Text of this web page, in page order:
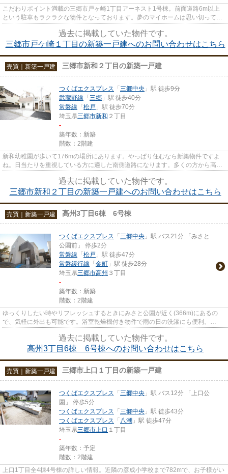
こだわりポイント満載の三郷市戸ヶ崎1丁目アーネスト1号棟。前面道路6m以上
という駐車もラクラクな物件となっております。夢のマイホームは思い切って新
過去に掲載していた物件です。
三郷市戸ケ崎１丁目の新築一戸建へのお問い合わせはこちら
売買｜新築一戸建 三郷市新和２丁目の新築一戸建
つくばエクスプレス 「 三郷中央 」駅 徒歩9分
武蔵野線 「 三郷 」駅 徒歩40分
常磐線 「 松戸 」駅 徒歩70分
埼玉県三郷市新和 ２丁目
-
築年数：新築
階数：2階建
新和幼稚園が歩いて176mの場所にあります。やっぱり住むなら新築物件ですよ
ね。日当たりを重視している方に適した南側道路になります。多くの方から高い
過去に掲載していた物件です。
三郷市新和２丁目の新築一戸建へのお問い合わせはこちら
売買｜新築一戸建 高州3丁目6棟 6号棟
つくばエクスプレス 「 三郷中央 」駅 バス21分 「みさと
公園前」 停歩2分
常磐線 「 松戸 」駅 徒歩47分
常磐緩行線 「 金町 」駅 徒歩28分
埼玉県三郷市高州 ３丁目
-
築年数：新築
階数：2階建
ゆっくりしたい時やリフレッシュするときにみさと公園が近く(366m)にあるの
で、気軽に外出も可能です。浴室乾燥機付き物件で雨の日の洗濯にも便利。
過去に掲載していた物件です。
高州3丁目6棟 6号棟へのお問い合わせはこちら
売買｜新築一戸建 三郷市上口１丁目の新築一戸建
つくばエクスプレス 「 三郷中央 」駅 バス12分 「上口公
園」 停歩5分
つくばエクスプレス 「 三郷中央 」駅 徒歩43分
つくばエクスプレス 「 八潮 」駅 徒歩47分
埼玉県三郷市上口 １丁目
-
築年数：予定
階数：2階建
上口1丁目全4棟4号棟の詳しい情報。近隣の彦成小学校まで782mで、お子様がい